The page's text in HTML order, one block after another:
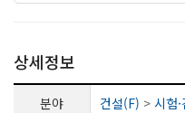
상세정보
분야 건설(F) > 시험